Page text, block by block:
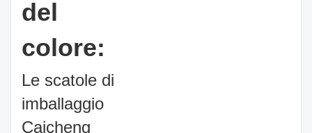
del
colore:
Le scatole di
imballaggio
Caicheng